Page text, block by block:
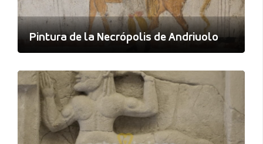
Pintura de la Necrópolis de Andriuolo